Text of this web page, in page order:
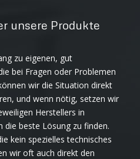
unsere Produkte
zu eigenen, gut
bei Fragen oder Problemen
wir die Situation direkt
und wenn nötig, setzen wir
Herstellers in
die beste Lösung zu finden.
kein spezielles technisches
wir oft auch direkt den